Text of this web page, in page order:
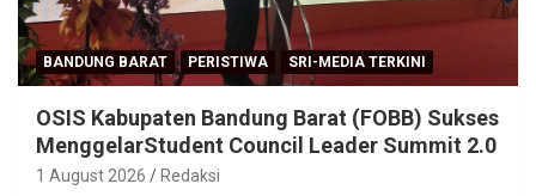
BANDUNG BARAT PERISTIWA SRI-MEDIA TERKINI
OSIS Kabupaten Bandung Barat (FOBB) Sukses
MenggelarStudent Council Leader Summit 2.0
1 August 2026 Redaksi